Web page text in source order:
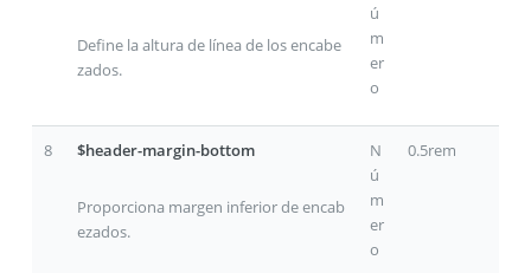
Define la altura de línea de los encabe
zados.
ú
m
er
o
8 $header-margin-bottom
Proporciona margen inferior de encab
ezados.
N
ú
m
er
o
0.5rem